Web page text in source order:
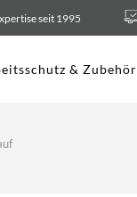
seit 1995
& Zubehör